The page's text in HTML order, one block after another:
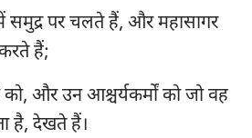
समुद्र पर चलते हैं, और महासागर
करते हैं;
और उन आश्चर्यकर्मों को जो वह
है, देखते हैं।